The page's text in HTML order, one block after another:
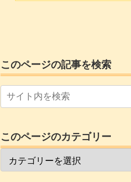
このページの記事を検索
このページのカテゴリー